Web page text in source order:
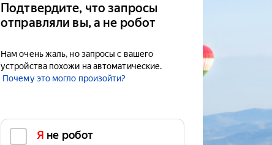
Подтвердите, что запросы
отправляли вы, а не робот
Нам очень жаль, но запросы с вашего
устройства похожи на автоматические.
Почему это могло произойти?
Я не робот